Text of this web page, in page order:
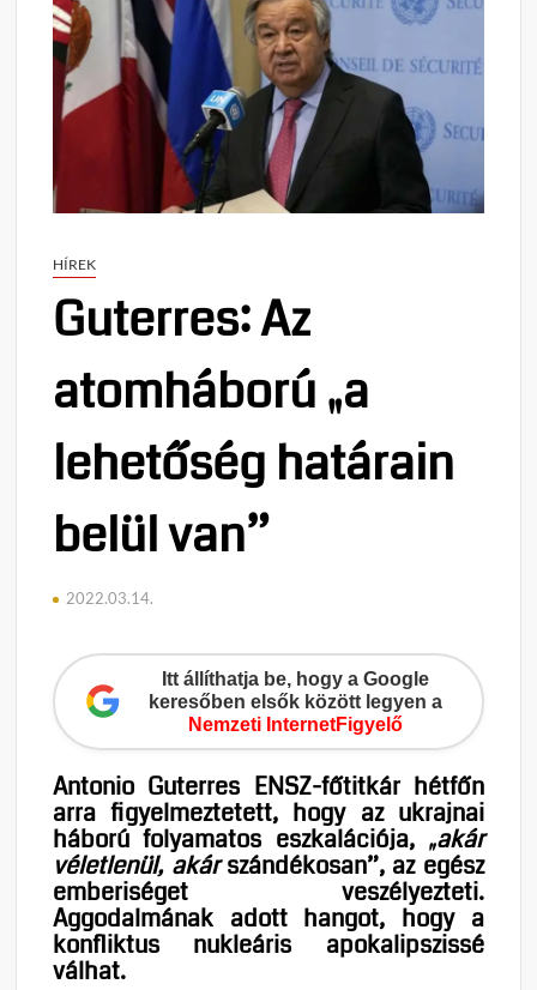
HÍREK
Guterres: Az
atomháború „a
lehetőség határain
belül van”
2022.03.14.
Itt állíthatja be, hogy a Google
keresőben elsők között legyen a
Nemzeti InternetFigyelő
Antonio Guterres ENSZ-főtitkár hétfőn
arra figyelmeztetett, hogy az ukrajnai
háború folyamatos eszkalációja, „akár
véletlenül, akárszándékosan”, az egész
emberiséget veszélyezteti.
Aggodalmának adott hangot, hogy a
konfliktus nukleáris apokalipszissé
válhat.